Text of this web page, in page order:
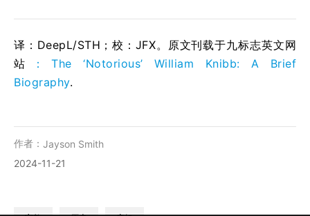
译：DeepL/STH；校：JFX。原文刊载于九标志英文网
站
：The ‘Notorious’ William Knibb: A Brief
Biography.
作者： Jayson Smith
2024-11-21